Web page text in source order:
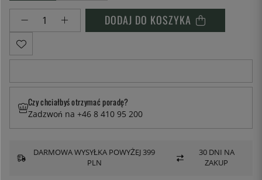
DODAJ DO KOSZYKA
Czy chciałbyś otrzymać poradę?
Zadzwoń na +46 8 410 95 200
DARMOWA WYSYŁKA POWYŻEJ 399
PLN
30 DNI NA
ZAKUP